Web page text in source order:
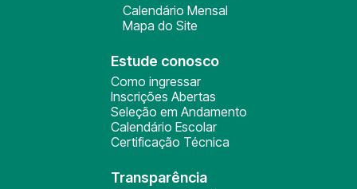
Calendário Mensal
Mapa do Site
Estude conosco
Como ingressar
Inscrições Abertas
Seleção em Andamento
Calendário Escolar
Certificação Técnica
Transparência